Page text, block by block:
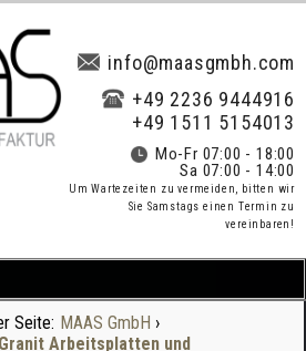
info@maasgmbh.com
+49 2236 9444916
+49 1511 5154013
Mo-Fr 07:00 - 18:00
Sa 07:00 - 14:00
Um Wartezeiten zu vermeiden, bitten wir
Sie Samstags einen Termin zu
vereinbaren!
Seite: MAAS GmbH ›
Arbeitsplatten und